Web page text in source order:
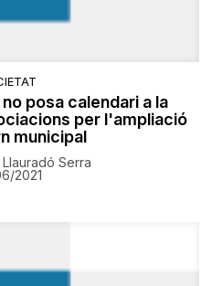
posa calendari a la
per l'ampliació
municipal
Serra
2021